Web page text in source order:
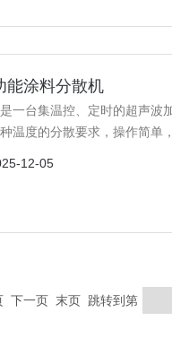
能涂料分散机
一台集温控、定时的超声波
温度的分散要求，操作简单
12-05
下一页 末页 跳转到第